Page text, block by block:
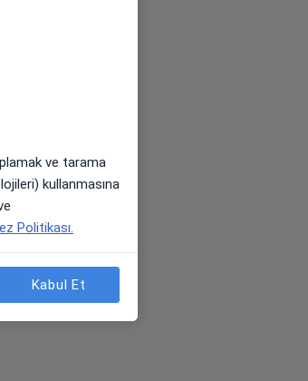
ve tarama
kullanmasına
Politikası.
Kabul Et